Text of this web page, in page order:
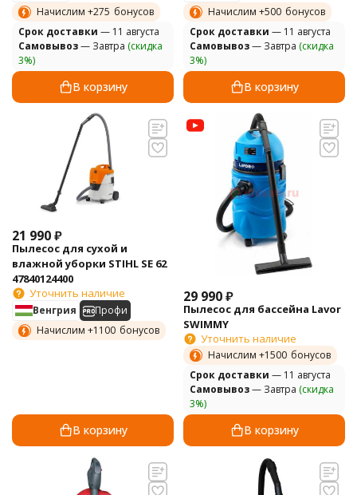
Начислим +275 бонусов
Cрок доставки — 11 августа
Самовывоз— Завтра (скидка
3%)
В корзину
Начислим +500 бонусов
Cрок доставки — 11 августа
Самовывоз— Завтра (скидка
3%)
В корзину
21 990₽
Пылесос для сухой и
влажной уборки STIHL SE 62
47840124400
Уточнить наличие
Венгрия
Профи
Начислим +1100 бонусов
В корзину
29 990₽
Пылесос для бассейна Lavor
SWIMMY
Уточнить наличие
Начислим +1500 бонусов
Cрок доставки — 11 августа
Самовывоз— Завтра (скидка
3%)
В корзину